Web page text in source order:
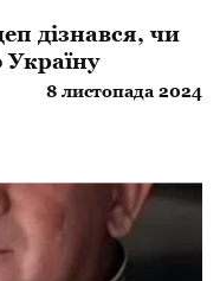
дізнався, чи
8 листопада 2024